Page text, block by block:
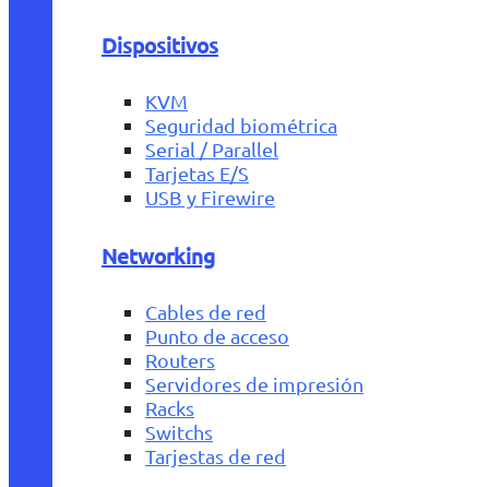
Dispositivos
KVM
Seguridad biométrica
Serial / Parallel
Tarjetas E/S
USB y Firewire
Networking
Cables de red
Punto de acceso
Routers
Servidores de impresión
Racks
Switchs
Tarjestas de red